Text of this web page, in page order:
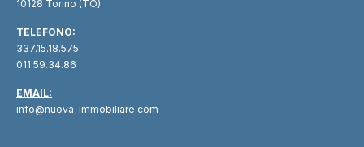
10128 Torino (TO)
TELEFONO:
337.15.18.575
011.59.34.86
EMAIL:
info@nuova-immobiliare.com